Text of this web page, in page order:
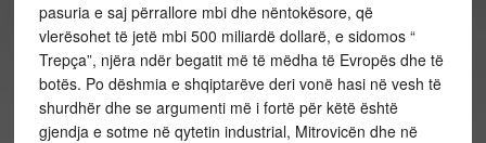
pasuria e saj përrallore mbi dhe nëntokësore, që
vlerësohet të jetë mbi 500 miliardë dollarë, e sidomos “
Trepça”, njëra ndër begatit më të mëdha të Evropës dhe të
botës. Po dëshmia e shqiptarëve deri vonë hasi në vesh të
shurdhër dhe se argumenti më i fortë për këtë është
gjendja e sotme në qytetin industrial, Mitrovicën dhe në